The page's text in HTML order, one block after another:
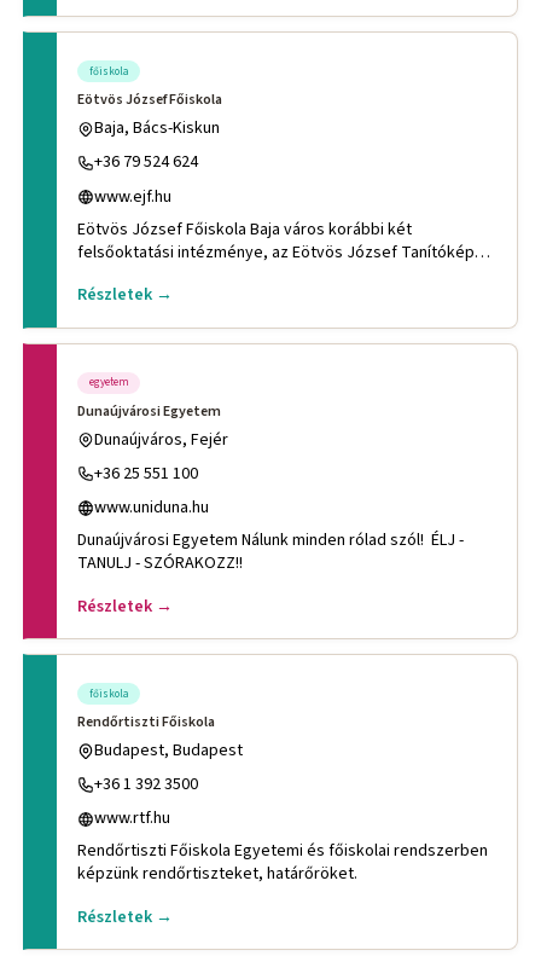
főiskola
Eötvös József Főiskola
Baja, Bács-Kiskun
+36 79 524 624
www.ejf.hu
Eötvös József Főiskola Baja város korábbi két
felsőoktatási intézménye, az Eötvös József Tanítóképző
Részletek →
egyetem
Dunaújvárosi Egyetem
Dunaújváros, Fejér
+36 25 551 100
www.uniduna.hu
Dunaújvárosi Egyetem Nálunk minden rólad szól! ÉLJ -
TANULJ - SZÓRAKOZZ!!
Részletek →
főiskola
Rendőrtiszti Főiskola
Budapest, Budapest
+36 1 392 3500
www.rtf.hu
Rendőrtiszti Főiskola Egyetemi és főiskolai rendszerben
képzünk rendőrtiszteket, határőröket.
Részletek →